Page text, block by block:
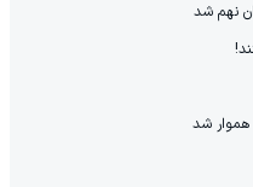
نهم شد
هموار شد